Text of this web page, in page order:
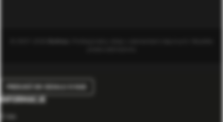
PRZEJDŹ DO DZIAŁU O NAS
INFORMACJE
O nas